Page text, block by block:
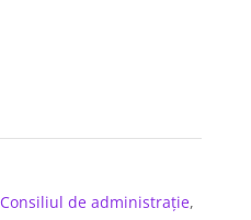
Consiliul de administrație,